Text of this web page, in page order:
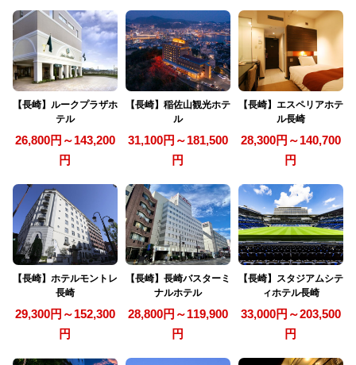
【長崎】ルークプラザホ
テル
26,800円～143,200
円
【長崎】稲佐山観光ホテ
ル
31,100円～181,500
円
【長崎】エスペリアホテ
ル長崎
28,300円～140,700
円
【長崎】ホテルモントレ
長崎
29,300円～152,300
円
【長崎】長崎バスターミ
ナルホテル
28,800円～119,900
円
【長崎】スタジアムシテ
ィホテル長崎
33,000円～203,500
円